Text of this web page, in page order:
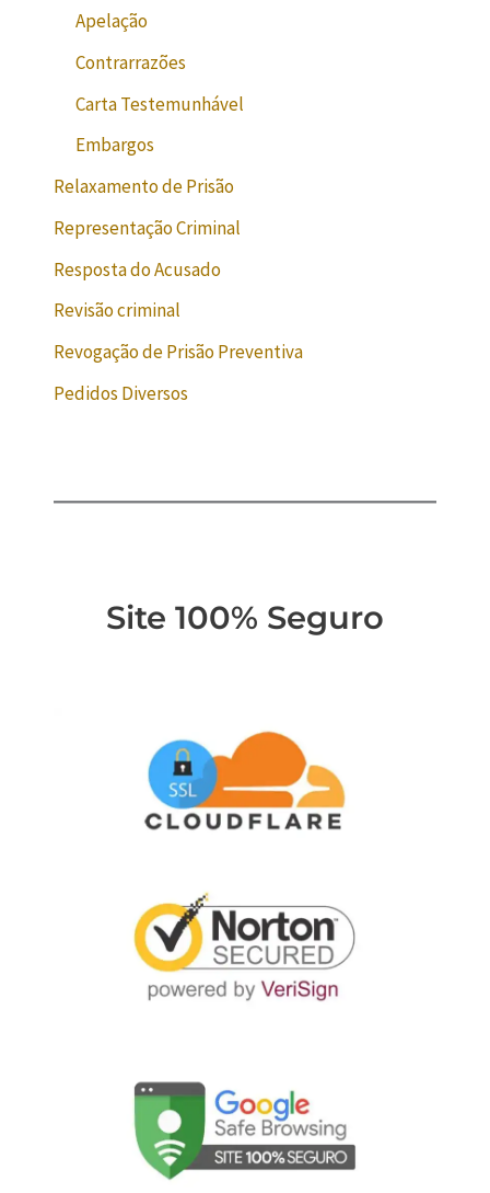
Apelação
Contrarrazões
Carta Testemunhável
Embargos
Relaxamento de Prisão
Representação Criminal
Resposta do Acusado
Revisão criminal
Revogação de Prisão Preventiva
Pedidos Diversos
Site 100% Seguro